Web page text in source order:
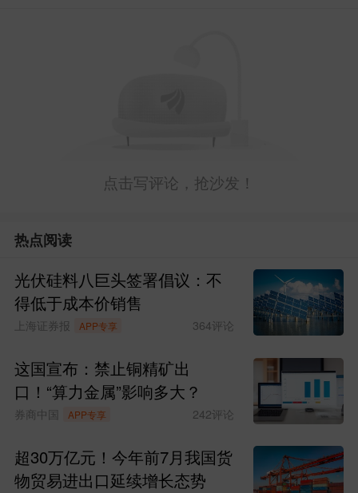
【创新药】
午后创新药下跌1.91%，破位，老哈再看
看。
【半导体】
午后上涨2.03%，考虑到强者恒强，老哈
点击写评论，抢沙发！
热点阅读
光伏硅料八巨头签署倡议：不
得低于成本价销售
上海证券报 APP专享 364评论
这国宣布：禁止铜精矿出
口！“算力金属”影响多大？
券商中国 APP专享 242评论
超30万亿元！今年前7月我国货
物贸易进出口延续增长态势